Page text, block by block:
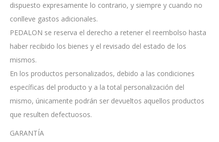
dispuesto expresamente lo contrario, y siempre y cuando no
conlleve gastos adicionales.
PEDALON se reserva el derecho a retener el reembolso hasta
haber recibido los bienes y el revisado del estado de los
mismos.
En los productos personalizados, debido a las condiciones
específicas del producto y a la total personalización del
mismo, únicamente podrán ser devueltos aquellos productos
que resulten defectuosos.
GARANTÍA